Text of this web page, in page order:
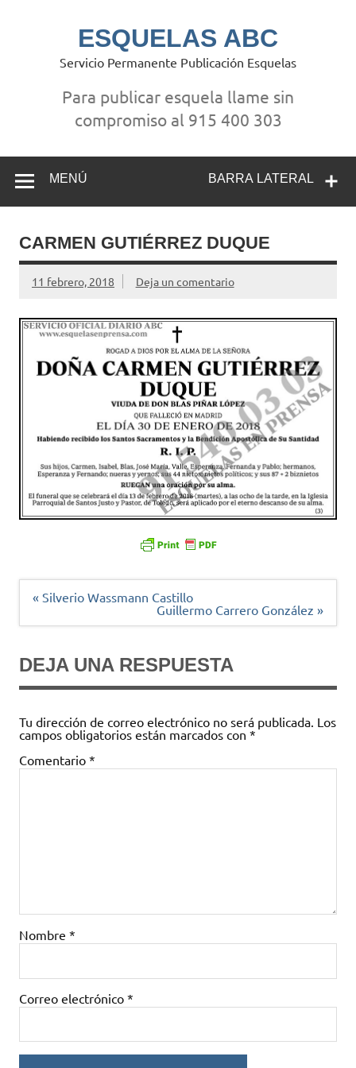
ESQUELAS ABC
Servicio Permanente Publicación Esquelas
Para publicar esquela llame sin
compromiso al 915 400 303
BARRA LATERAL
MENÚ
CARMEN GUTIÉRREZ DUQUE
11 febrero, 2018 Deja un comentario
Navegación
« Silverio Wassmann Castillo
Guillermo Carrero González »
DEJA UNA RESPUESTA
Tu dirección de correo electrónico no será publicada. Los
campos obligatorios están marcados con *
Comentario *
Nombre *
Correo electrónico *